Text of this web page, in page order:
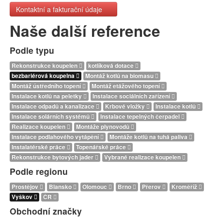
Kontaktní a fakturační údaje
Naše další reference
Podle typu
Rekonstrukce koupelen
kotlíková dotace
bezbariérová koupelna
Montáž kotlů na biomasu
Montáž ústředního topení
Montáž etážového topení
Instalace kotlů na peletky
Instalace sociálních zařízení
Instalace odpadů a kanalizace
Krbové vložky
Instalace kotlů
Instalace solárních systémů
Instalace tepelných čerpadel
Realizace koupelen
Montáže plynovodů
Instalace podlahového vytápění
Montáže kotlů na tuhá paliva
Instalatérské práce
Topenářské práce
Rekonstrukce bytových jader
Vybrané realizace koupelen
Podle regionu
Prostějov Blansko Olomouc Brno Přerov
Kroměříž
Vyškov
ČR
Obchodní značky